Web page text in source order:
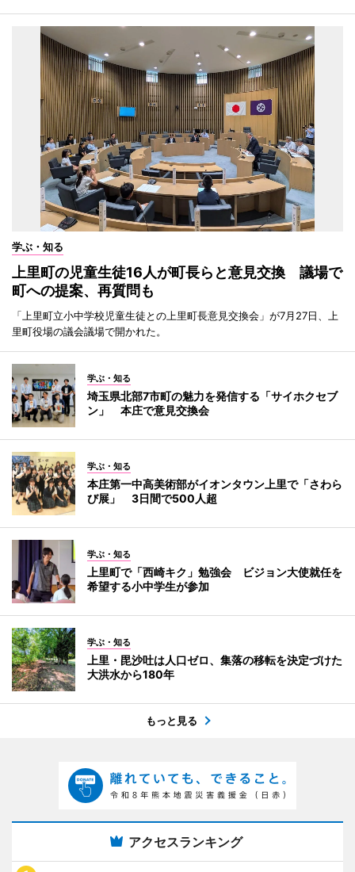
学ぶ・知る
上里町の児童生徒16人が町長らと意見交換 議場で
町への提案、再質問も
「上里町立小中学校児童生徒との上里町長意見交換会」が7月27日、上
里町役場の議会議場で開かれた。
学ぶ・知る
埼玉県北部7市町の魅力を発信する「サイホクセブ
ン」 本庄で意見交換会
学ぶ・知る
本庄第一中高美術部がイオンタウン上里で「さわら
び展」 3日間で500人超
学ぶ・知る
上里町で「西崎キク」勉強会 ビジョン大使就任を
希望する小中学生が参加
学ぶ・知る
上里・毘沙吐は人口ゼロ、集落の移転を決定づけた
大洪水から180年
もっと見る
アクセスランキング